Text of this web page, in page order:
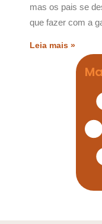
mas os pais se
que fazer com a
Leia mais »